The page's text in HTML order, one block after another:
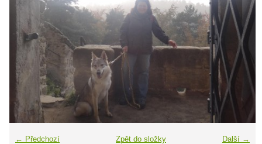
← Předchozí Další →
Zpět do složky